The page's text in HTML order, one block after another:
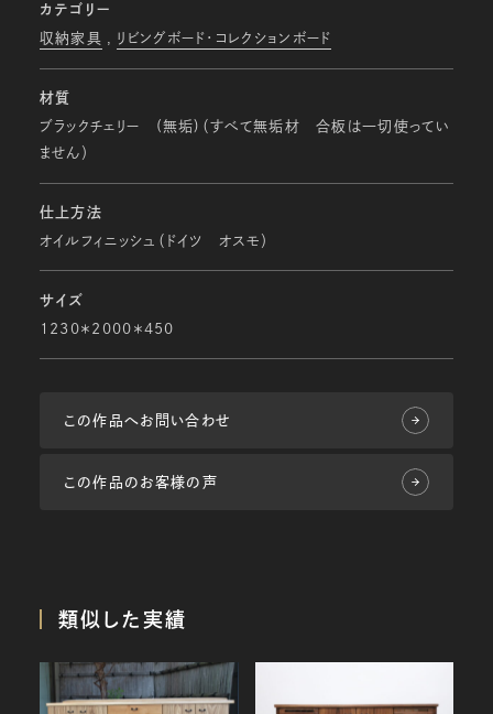
カテゴリー
収納家具 リビングボード・コレクションボード
材質
ブラックチェリー (無垢)（すべて無垢材 合板は一切使ってい
ません）
仕上方法
オイルフィニッシュ（ドイツ オスモ）
サイズ
1230＊2000＊450
この作品へお問い合わせ
この作品のお客様の声
類似した実績